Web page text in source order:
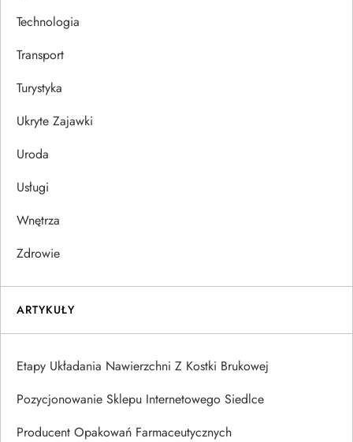
Technologia
Transport
Turystyka
Ukryte Zajawki
Uroda
Usługi
Wnętrza
Zdrowie
ARTYKUŁY
Etapy Układania Nawierzchni Z Kostki Brukowej
Pozycjonowanie Sklepu Internetowego Siedlce
Producent Opakowań Farmaceutycznych